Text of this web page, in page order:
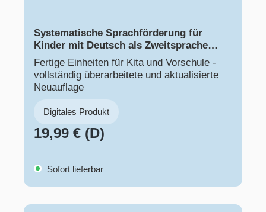
Systematische Sprachförderung für
Kinder ​mit Deutsch als Zweitsprache
(DaZ)
Fertige Einheiten für Kita und Vorschule -
vollständig überarbeitete und aktualisierte
Neuauflage
Digitales Produkt
19,99 € (D)
Sofort lieferbar